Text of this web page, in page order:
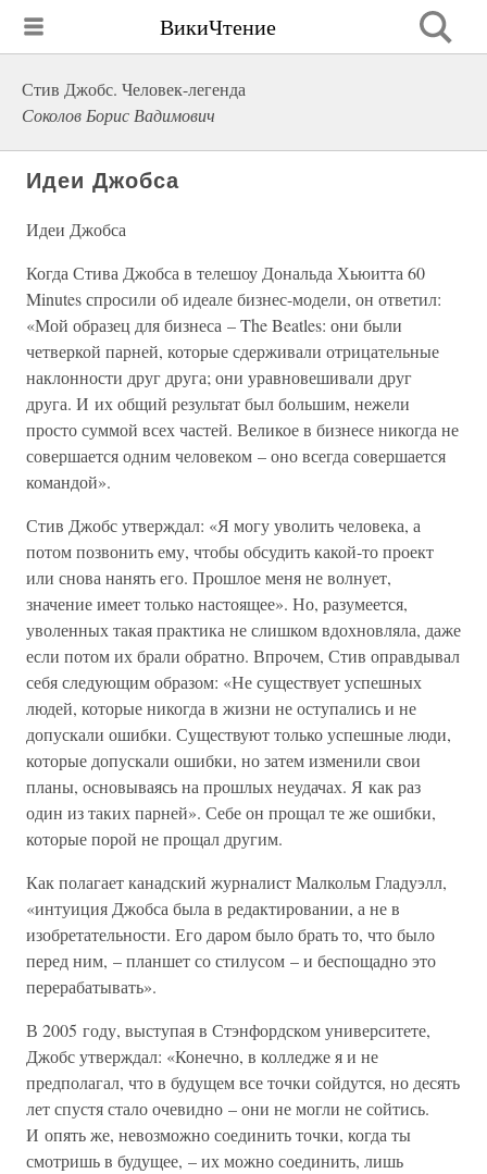
ВикиЧтение
Стив Джобс. Человек-легенда
Соколов Борис Вадимович
Идеи Джобса
Идеи Джобса
Когда Стива Джобса в телешоу Дональда Хьюитта 60
Minutes спросили об идеале бизнес-модели, он ответил:
«Мой образец для бизнеса – The Beatles: они были
четверкой парней, которые сдерживали отрицательные
наклонности друг друга; они уравновешивали друг
друга. И их общий результат был большим, нежели
просто суммой всех частей. Великое в бизнесе никогда не
совершается одним человеком – оно всегда совершается
командой».
Стив Джобс утверждал: «Я могу уволить человека, а
потом позвонить ему, чтобы обсудить какой-то проект
или снова нанять его. Прошлое меня не волнует,
значение имеет только настоящее». Но, разумеется,
уволенных такая практика не слишком вдохновляла, даже
если потом их брали обратно. Впрочем, Стив оправдывал
себя следующим образом: «Не существует успешных
людей, которые никогда в жизни не оступались и не
допускали ошибки. Существуют только успешные люди,
которые допускали ошибки, но затем изменили свои
планы, основываясь на прошлых неудачах. Я как раз
один из таких парней». Себе он прощал те же ошибки,
которые порой не прощал другим.
Как полагает канадский журналист Малкольм Гладуэлл,
«интуиция Джобса была в редактировании, а не в
изобретательности. Его даром было брать то, что было
перед ним, – планшет со стилусом – и беспощадно это
перерабатывать».
В 2005 году, выступая в Стэнфордском университете,
Джобс утверждал: «Конечно, в колледже я и не
предполагал, что в будущем все точки сойдутся, но десять
лет спустя стало очевидно – они не могли не сойтись.
И опять же, невозможно соединить точки, когда ты
смотришь в будущее, – их можно соединить, лишь